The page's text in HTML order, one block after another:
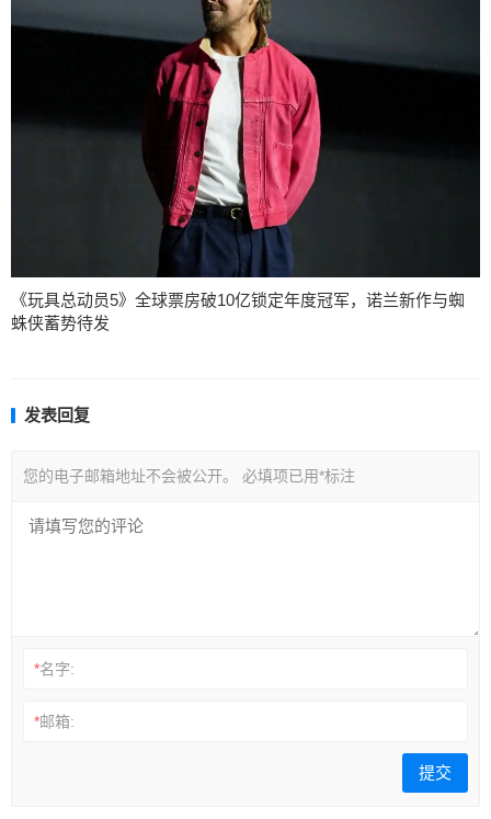
《玩具总动员5》全球票房破10亿锁定年度冠军，诺兰新作与蜘
蛛侠蓄势待发
发表回复
您的电子邮箱地址不会被公开。 必填项已用*标注
*名字:
*邮箱: